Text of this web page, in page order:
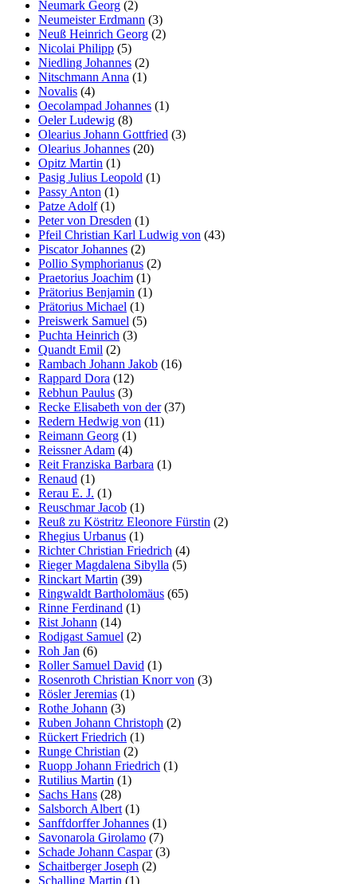
Neumark Georg (2)
Neumeister Erdmann (3)
Neuß Heinrich Georg (2)
Nicolai Philipp (5)
Niedling Johannes (2)
Nitschmann Anna (1)
Novalis (4)
Oecolampad Johannes (1)
Oeler Ludewig (8)
Olearius Johann Gottfried (3)
Olearius Johannes (20)
Opitz Martin (1)
Pasig Julius Leopold (1)
Passy Anton (1)
Patze Adolf(1)
Peter von Dresden (1)
Pfeil Christian Karl Ludwig von (43)
Piscator Johannes (2)
Pollio Symphorianus (2)
Praetorius Joachim (1)
Prätorius Benjamin (1)
Prätorius Michael (1)
Preiswerk Samuel (5)
Puchta Heinrich (3)
Quandt Emil (2)
Rambach Johann Jakob (16)
Rappard Dora (12)
Rebhun Paulus (3)
Recke Elisabeth von der(37)
Redern Hedwig von (11)
Reimann Georg (1)
Reissner Adam (4)
Reit Franziska Barbara (1)
Renaud (1)
Rerau E. J. (1)
Reuschmar Jacob (1)
Reuß zu Köstritz Eleonore Fürstin (2)
Rhegius Urbanus (1)
Richter Christian Friedrich (4)
Rieger Magdalena Sibylla (5)
Rinckart Martin (39)
Ringwaldt Bartholomäus (65)
Rinne Ferdinand (1)
Rist Johann (14)
Rodigast Samuel (2)
Roh Jan (6)
Roller Samuel David (1)
Rosenroth Christian Knorr von (3)
Rösler Jeremias (1)
Rothe Johann (3)
Ruben Johann Christoph (2)
Rückert Friedrich (1)
Runge Christian (2)
Ruopp Johann Friedrich (1)
Rutilius Martin (1)
Sachs Hans (28)
Salsborch Albert (1)
Sanffdorffer Johannes (1)
Savonarola Girolamo (7)
Schade Johann Caspar(3)
Schaitberger Joseph (2)
Schalling Martin (1)